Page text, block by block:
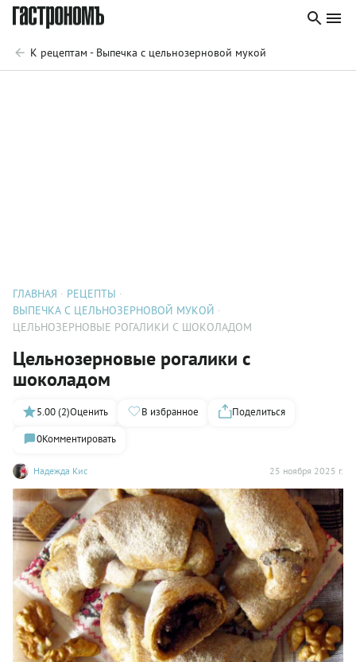
К рецептам - Выпечка с цельнозерновой мукой
ГЛАВНАЯ
РЕЦЕПТЫ
ВЫПЕЧКА С ЦЕЛЬНОЗЕРНОВОЙ МУКОЙ
ЦЕЛЬНОЗЕРНОВЫЕ РОГАЛИКИ С ШОКОЛАДОМ
Цельнозерновые рогалики с
шоколадом
Надежда Кис 25 ноября 2025 г.
5.00 (2)Оценить В избранное
Поделиться
0Комментировать